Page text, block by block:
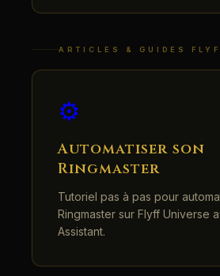
ARTICLES & GUIDES
⚙️
Automatiser son
Ringmaster
Tutoriel pas à pas pour
Ringmaster sur Flyff Universe
Assistant.